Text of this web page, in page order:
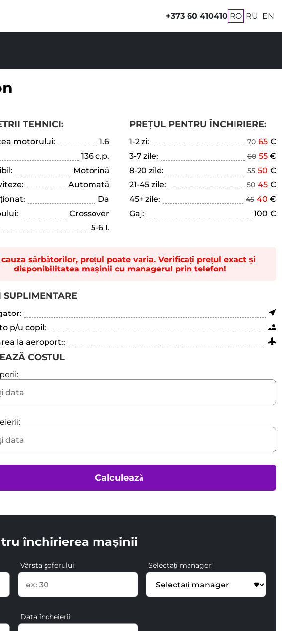
+373 60 410410 RO RU EN
TEHNICI:
motorului:
1.6
136 c.p.
Motorină
Automată
Da
Crossover
5-6 l.
PREȚUL PENTRU ÎNCHIRIERE:
1-2 zi: 70 65 €
3-7 zile:
60 55 €
8-20 zile:
55 50 €
21-45 zile:
50 45 €
45+ zile:
45 40 €
Gaj:
100 €
cauza sărbătorilor, prețul poate varia. Verificați prețul exact și
disponibilitatea mașinii cu managerul prin telefon!
SUPLIMENTARE
p/u copil:
la aeroport::
COSTUL
Calculează
închirierea mașinii
Vârsta şoferului: Selectați manager:
Data încheierii